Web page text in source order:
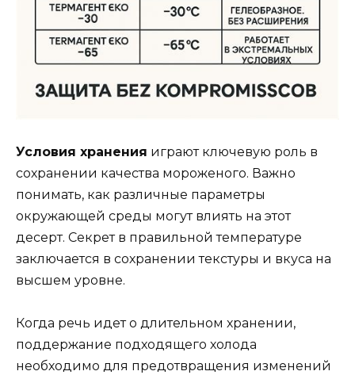
Условия хранения играют ключевую роль в
сохранении качества мороженого. Важно
понимать, как различные параметры
окружающей среды могут влиять на этот
десерт. Секрет в правильной температуре
заключается в сохранении текстуры и вкуса на
высшем уровне.
Когда речь идет о длительном хранении,
поддержание подходящего холода
необходимо для предотвращения изменений